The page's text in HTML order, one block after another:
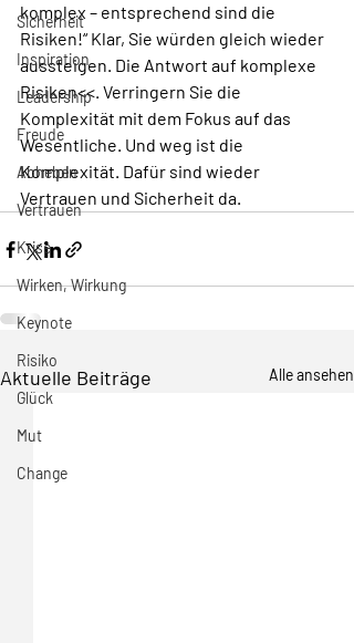
Sicherheit
Inspiration
Leadership
Freude
Abheben
Vertrauen
Krise
Wirken, Wirkung
Keynote
Risiko
Glück
Mut
Change
komplex – entsprechend sind die
Risiken!“ Klar, Sie würden gleich wieder
aussteigen. Die Antwort auf komplexe
Risiken<<. Verringern Sie die
Komplexität mit dem Fokus auf das
Wesentliche. Und weg ist die
Komplexität. Dafür sind wieder
Vertrauen und Sicherheit da.
Aktuelle Beiträge Alle ansehen